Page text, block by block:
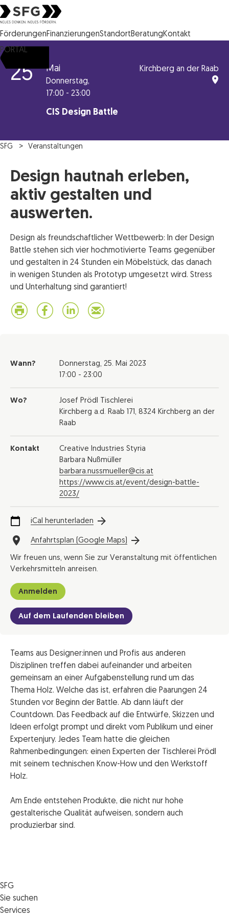
Steirische Wirtschaftsförderungsgesellschaft mbH SFG Logo
FörderungenFinanzierungenStandortBeratungKontakt
PORTAL
25 Mai
Donnerstag,
17:00 - 23:00
CIS Design Battle
Kirchberg an der Raab
SFG Veranstaltungen
Design hautnah erleben,
aktiv gestalten und
auswerten.
Design als freundschaftlicher Wettbewerb: In der Design
Battle stehen sich vier hochmotivierte Teams gegenüber
und gestalten in 24 Stunden ein Möbelstück, das danach
in wenigen Stunden als Prototyp umgesetzt wird. Stress
und Unterhaltung sind garantiert!
Wann? Donnerstag, 25. Mai 2023
17:00 - 23:00
Wo?
Josef Prödl Tischlerei
Kirchberg a.d. Raab 171, 8324 Kirchberg an der
Raab
Kontakt
Creative Industries Styria
Barbara Nußmüller
barbara.nussmueller@cis.at
https://www.cis.at/event/design-battle-
2023/
iCal herunterladen
Anfahrtsplan (Google Maps)
Wir freuen uns, wenn Sie zur Veranstaltung mit öffentlichen
Verkehrsmitteln anreisen.
Anmelden
Auf dem Laufenden bleiben
Teams aus Designer:innen und Profis aus anderen
Disziplinen treffen dabei aufeinander und arbeiten
gemeinsam an einer Aufgabenstellung rund um das
Thema Holz. Welche das ist, erfahren die Paarungen 24
Stunden vor Beginn der Battle. Ab dann läuft der
Countdown. Das Feedback auf die Entwürfe, Skizzen und
Ideen erfolgt prompt und direkt vom Publikum und einer
Expertenjury. Jedes Team hatte die gleichen
Rahmenbedingungen: einen Experten der Tischlerei Prödl
mit seinem technischen Know-How und den Werkstoff
Holz.
Am Ende entstehen Produkte, die nicht nur hohe
gestalterische Qualität aufweisen, sondern auch
produzierbar sind.
SFG
Die SFG
Jobs
Sie suchen
Förderungen
Services